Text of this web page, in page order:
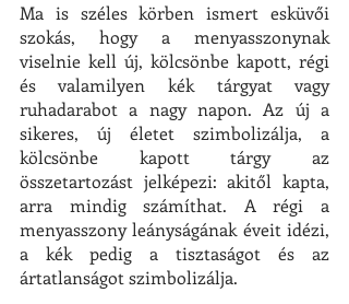
Ma is széles körben ismert esküvői
szokás, hogy a menyasszonynak
viselnie kell új, kölcsönbe kapott, régi
és valamilyen kék tárgyat vagy
ruhadarabot a nagy napon. Az új a
sikeres, új életet szimbolizálja, a
kölcsönbe kapott tárgy az
összetartozást jelképezi: akitől kapta,
arra mindig számíthat. A régi a
menyasszony leányságának éveit idézi,
a kék pedig a tisztaságot és az
ártatlanságot szimbolizálja.